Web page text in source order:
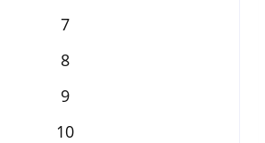
7
8
9
10